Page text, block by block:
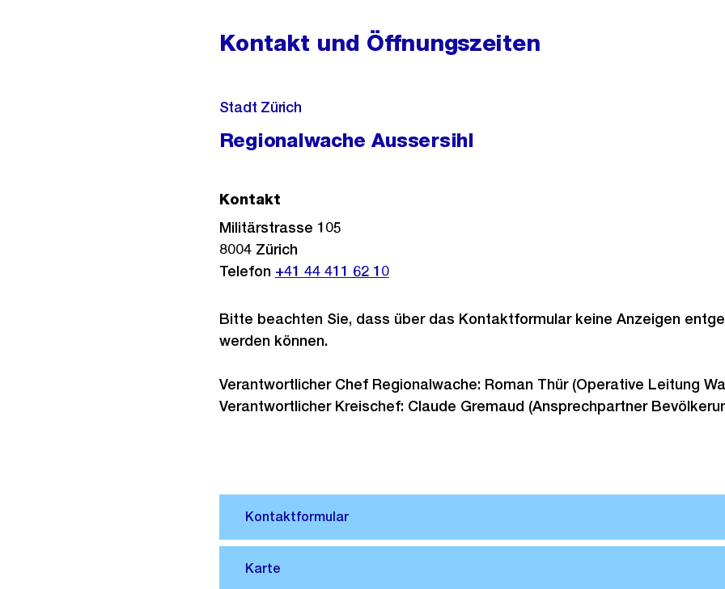
Kontakt und Öffnungszeiten
Stadt Zürich
Regionalwache Aussersihl
Bitte beachten Sie, dass über das Kontaktformular keine Anzeigen
werden können.
Verantwortlicher Chef Regionalwache: Roman Thür (Operative Leitung
Verantwortlicher Kreischef: Claude Gremaud (Ansprechpartner
Kontakt
Militärstrasse 105
8004 Zürich
Telefon +41 44 411 62 10